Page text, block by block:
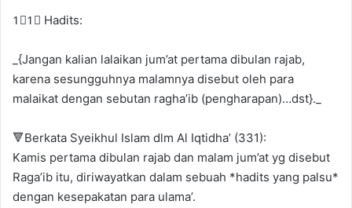
1⃣1⃣ Hadits:
_{Jangan kalian lalaikan jum’at pertama dibulan rajab,
karena sesungguhnya malamnya disebut oleh para
malaikat dengan sebutan ragha’ib (pengharapan)…dst}._
🔻Berkata Syeikhul Islam dlm Al Iqtidha’ (331):
Kamis pertama dibulan rajab dan malam jum’at yg disebut
Raga’ib itu, diriwayatkan dalam sebuah *hadits yang palsu*
dengan kesepakatan para ulama’.